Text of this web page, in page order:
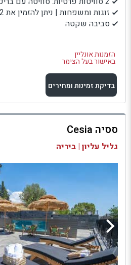
זוגות ומשפחות | ניתן להזמין את 2 הסוויטות יחד
סביבה שקטה
הזמנות אונליין
באישור בעל הצימר
בדיקת זמינות ומחירים
למתחם זה
בדיקת זמינות ומחירים
ססיה Cesia
גליל עליון | ביריה